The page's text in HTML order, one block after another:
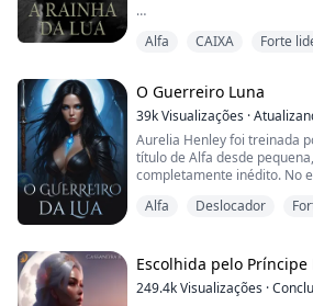
simplesmente.
"Não questione minha
mim. "Você será minha
exigiu antes de sair pisando
Daphne Rosen é uma
Alfa CAIXA Forte
O Guerreiro Luna
39kVisualizações ·
Aurelia Henley foi treinada
título de Alfa desde
completamente inédito. No
revelado que ele apenas a
em nome de uma aliança
Quando um velho...
Alfa Deslocador
Escolhida pelo Príncipe
249.4kVisualizações ·